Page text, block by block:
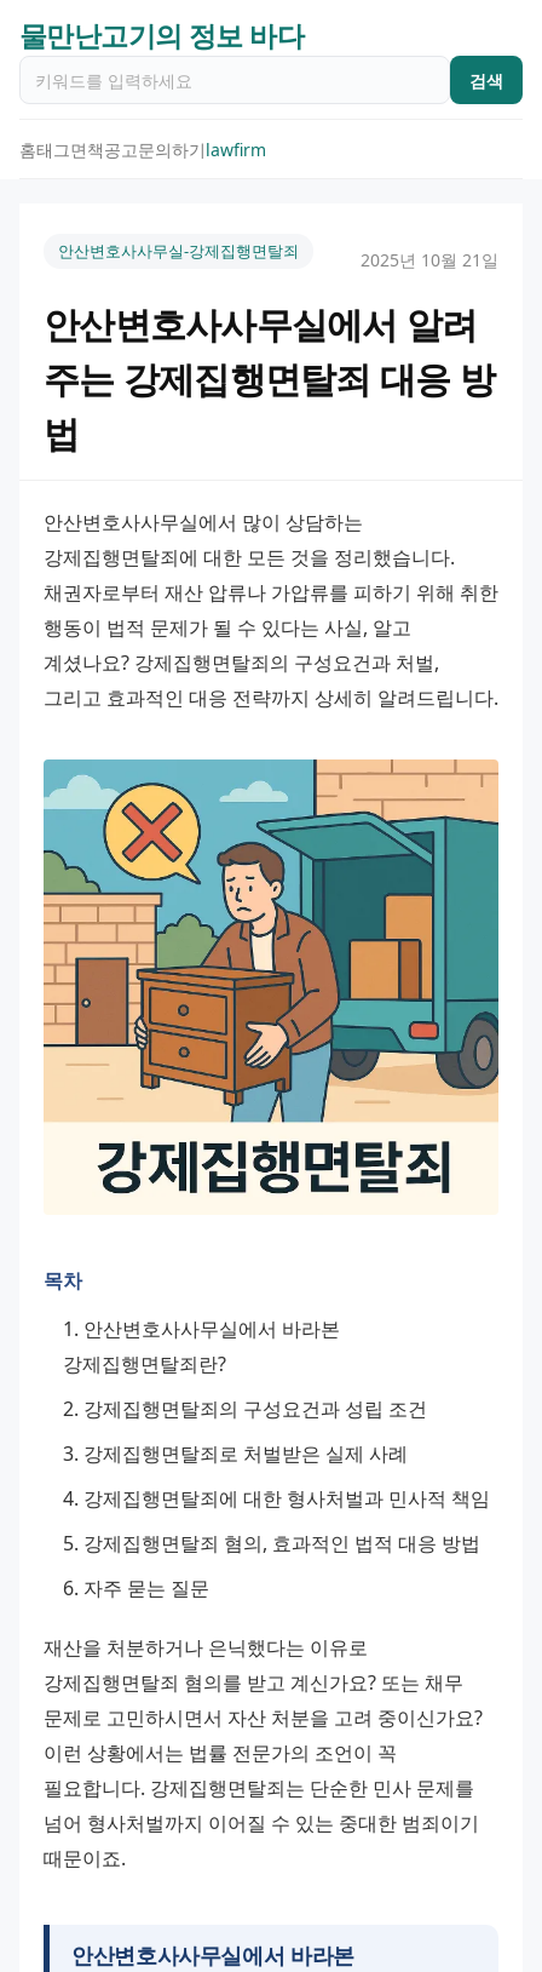
물만난고기의 정보 바다
검색
홈태그면책공고문의하기lawfirm
안산변호사사무실-강제집행면탈죄 2025년 10월 21일
안산변호사사무실에서 알려
주는 강제집행면탈죄 대응 방
법
안산변호사사무실에서 많이 상담하는
강제집행면탈죄에 대한 모든 것을 정리했습니다.
채권자로부터 재산 압류나 가압류를 피하기 위해 취한
행동이 법적 문제가 될 수 있다는 사실, 알고
계셨나요? 강제집행면탈죄의 구성요건과 처벌,
그리고 효과적인 대응 전략까지 상세히 알려드립니다.
목차
안산변호사사무실에서 바라본
강제집행면탈죄란?
강제집행면탈죄의 구성요건과 성립 조건
강제집행면탈죄로 처벌받은 실제 사례
강제집행면탈죄에 대한 형사처벌과 민사적 책임
강제집행면탈죄 혐의, 효과적인 법적 대응 방법
자주 묻는 질문
재산을 처분하거나 은닉했다는 이유로
강제집행면탈죄 혐의를 받고 계신가요? 또는 채무
문제로 고민하시면서 자산 처분을 고려 중이신가요?
이런 상황에서는 법률 전문가의 조언이 꼭
필요합니다. 강제집행면탈죄는 단순한 민사 문제를
넘어 형사처벌까지 이어질 수 있는 중대한 범죄이기
때문이죠.
안산변호사사무실에서 바라본